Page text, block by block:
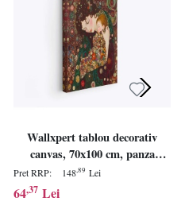
Wallxpert tablou decorativ
canvas, 70x100 cm, panza
100%, cadru lemn 100%
grosime 2x3 cm, multicolor -
Verificat A · Re-Bloom
Pret RRP: 148,89 Lei
64,37 Lei